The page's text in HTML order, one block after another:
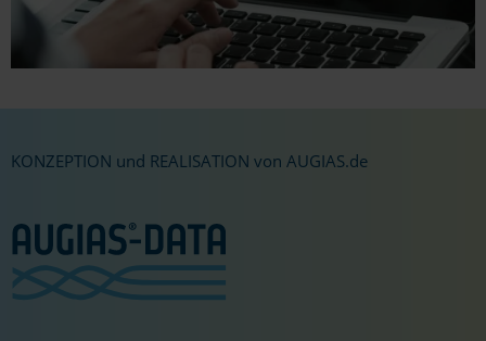
KONZEPTION und REALISATION von AUGIAS.de